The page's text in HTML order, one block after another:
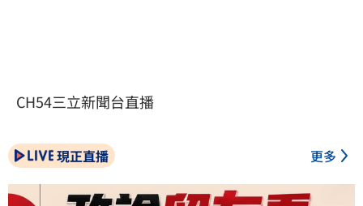
CH54三立新聞台直播
現正直播 更多